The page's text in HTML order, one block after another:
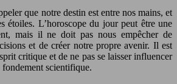
que notre destin est entre nos mains, et
étoiles. L’horoscope du jour peut être une
mais il ne doit pas nous empêcher de
et de créer notre propre avenir. Il est
critique et de ne pas se laisser influencer
fondement scientifique.